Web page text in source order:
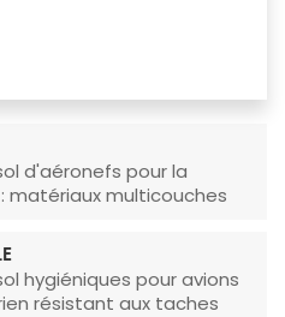
d'aéronefs pour la
matériaux multicouches
hygiéniques pour avions
résistant aux taches